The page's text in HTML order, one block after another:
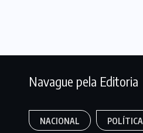
Navague pela Editoria
NACIONAL POLÍTICA